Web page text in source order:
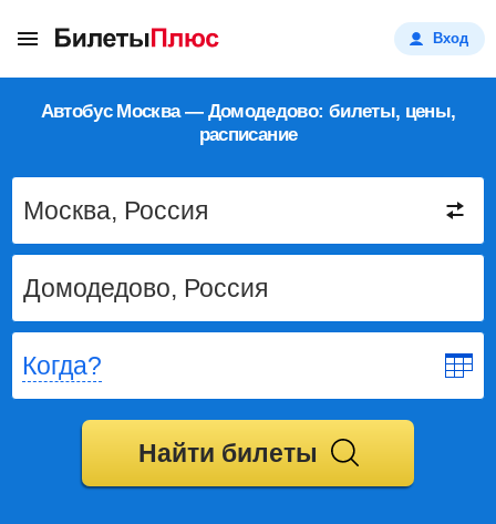
Вход
Автобус Москва — Домодедово: билеты, цены,
расписание
Когда?
Найти билеты